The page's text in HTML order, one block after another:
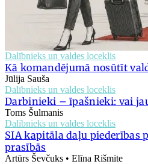
Dalībnieks un valdes loceklis
Kā komandējumā nosūtīt
Jūlija Sauša
Dalībnieks un valdes loceklis
Darbinieki – īpašnieki: vai
Toms Šulmanis
Dalībnieks un valdes loceklis
SIA kapitāla daļu piederības
prasībās
Artūrs Ševčuks • Elīna Rišmite